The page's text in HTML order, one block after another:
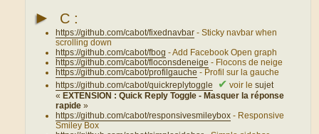
► C :
https://github.com/cabot/fixednavbar - Sticky navbar when
scrolling down
https://github.com/cabot/fbog - Add Facebook Open graph
https://github.com/cabot/floconsdeneige - Flocons de neige
https://github.com/cabot/profilgauche - Profil sur la gauche
https://github.com/cabot/quickreplytoggle
✔ voir lesujet
« EXTENSION : Quick Reply Toggle - Masquer la réponse
rapide»
https://github.com/cabot/responsivesmileybox - Responsive
Smiley Box